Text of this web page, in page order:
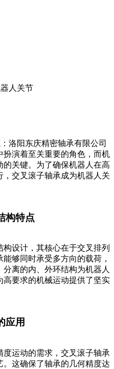
人关节
洛阳东庆精密轴承有限公司
演着至关重要的角色，而机
关键。为了确保机器人在高
交叉滚子轴承成为机器人关
特点
设计，其核心在于交叉排列
够同时承受多方向的载荷，
离的内、外环结构为机器人
要求的机械运动提供了坚实
用
运动的需求，交叉滚子轴承
这确保了轴承的几何精度达